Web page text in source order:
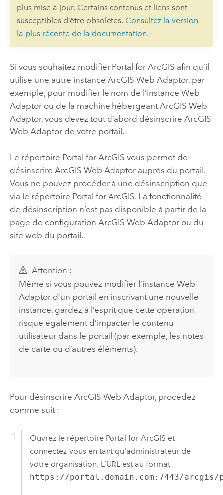
plus mise à jour. Certains contenus et liens sont
susceptibles d’être obsolètes. Consultez la version
la plus récente de la documentation.
Si vous souhaitez modifier Portal for ArcGIS afin qu’il
utilise une autre instance ArcGIS Web Adaptor, par
exemple, pour modifier le nom de l’instance Web
Adaptor ou de la machine hébergeant ArcGIS Web
Adaptor, vous devez tout d’abord désinscrire ArcGIS
Web Adaptorde votre portail.
Le répertoire Portal for ArcGIS vous permet de
désinscrire ArcGIS Web Adaptorauprès du portail.
Vous ne pouvez procéder à une désinscription que
via le répertoire Portal for ArcGIS. La fonctionnalité
de désinscription n’est pas disponible à partir de la
page de configuration ArcGIS Web Adaptorou du
site web du portail.
Attention :
Même si vous pouvez modifier l’instance Web
Adaptor d’un portail en inscrivant une nouvelle
instance, gardez à l’esprit que cette opération
risque également d’impacter le contenu
utilisateur dans le portail (par exemple, les notes
de carte ou d’autres éléments).
Pour désinscrire ArcGIS Web Adaptor, procédez
comme suit :
Ouvrez le répertoire Portal for ArcGIS et
connectez-vous en tant qu'administrateur de
votre organisation. L’URL est au format
https://portal.domain.com:7443/arcgis/